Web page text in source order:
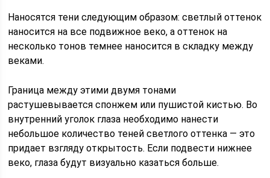
Наносятся тени следующим образом: светлый оттенок
наносится на все подвижное веко, а оттенок на
несколько тонов темнее наносится в складку между
веками.
Граница между этими двумя тонами
растушевывается спонжем или пушистой кистью. Во
внутренний уголок глаза необходимо нанести
небольшое количество теней светлого оттенка — это
придает взгляду открытость. Если подвести нижнее
веко, глаза будут визуально казаться больше.